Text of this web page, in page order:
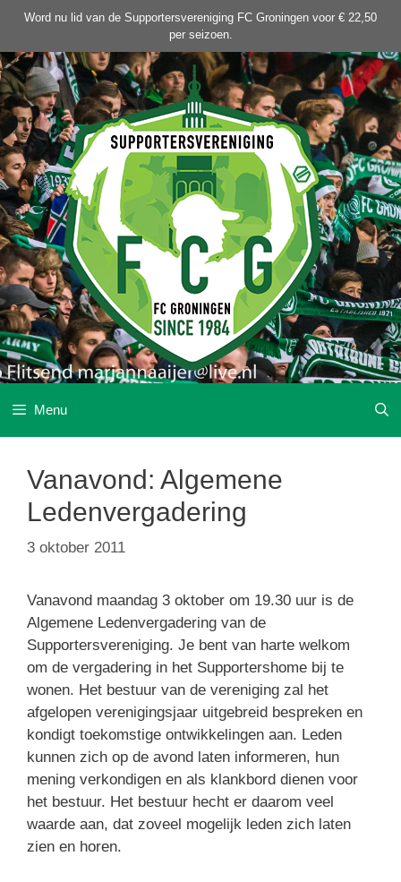
de
inhoud
Word nu lid van de Supportersvereniging FC Groningen voor € 22,50
per seizoen.
Menu
Vanavond: Algemene
Ledenvergadering
3 oktober 2011
Vanavond maandag 3 oktober om 19.30 uur is de
Algemene Ledenvergadering van de
Supportersvereniging. Je bent van harte welkom
om de vergadering in het Supportershome bij te
wonen. Het bestuur van de vereniging zal het
afgelopen verenigingsjaar uitgebreid bespreken en
kondigt toekomstige ontwikkelingen aan. Leden
kunnen zich op de avond laten informeren, hun
mening verkondigen en als klankbord dienen voor
het bestuur. Het bestuur hecht er daarom veel
waarde aan, dat zoveel mogelijk leden zich laten
zien en horen.